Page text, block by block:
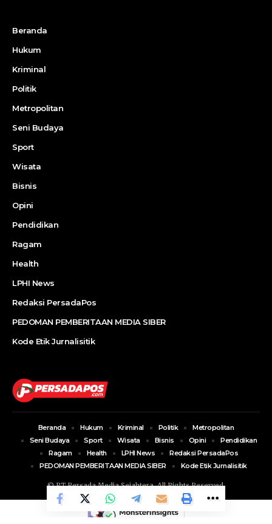
Beranda
Hukum
Kriminal
Politik
Metropolitan
Seni Budaya
Sport
Wisata
Bisnis
Opini
Pendidikan
Ragam
Health
LPHI News
Redaksi PersadaPos
PEDOMAN PEMBERITAAN MEDIA SIBER
Kode Etik Jurnalisitik
© PT Persada Media Sejahtera. All Rights Reserved.
Beranda Hukum Kriminal Politik
Metropolitan
Seni Budaya
Sport Wisata Bisnis Opini
Pendidikan
Ragam
Health LPHI News
Redaksi PersadaPos
PEDOMAN PEMBERITAAN MEDIA SIBER
Kode Etik Jurnalisitik